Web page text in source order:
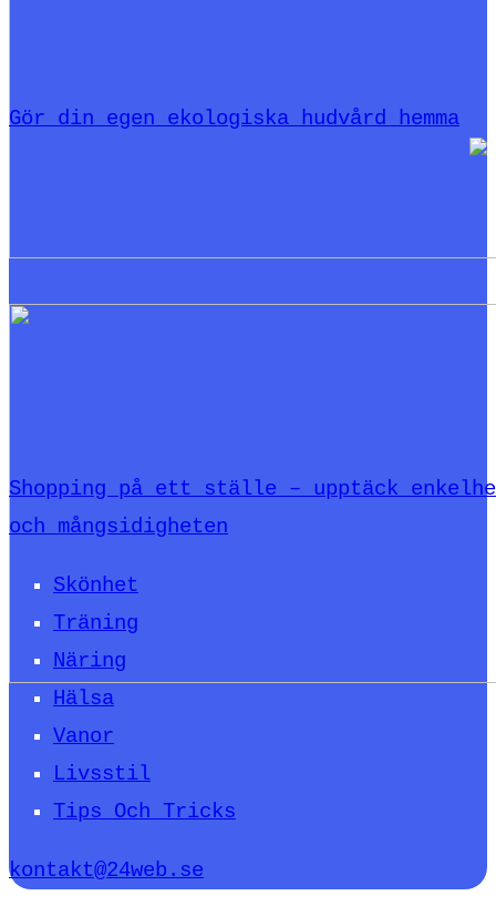
Gör din egen ekologiska hudvård hemma
Shopping på ett ställe – upptäck
och mångsidigheten
Skönhet
Träning
Näring
Hälsa
Vanor
Livsstil
Tips Och Tricks
kontakt@24web.se